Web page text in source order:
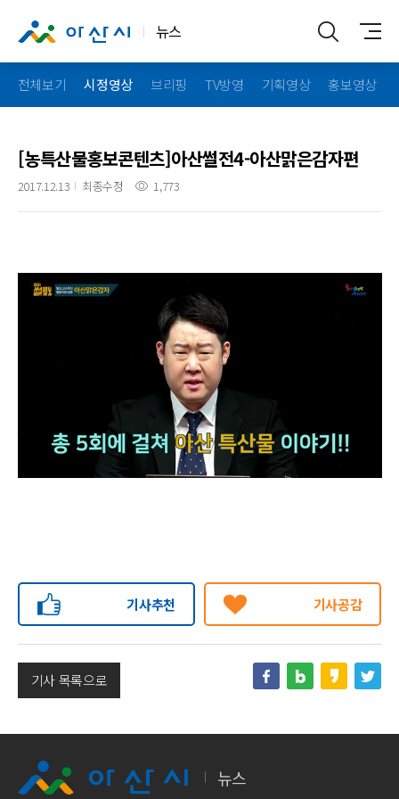
뉴스
전체보기 시정영상 브리핑 TV방영 기획영상 홍보영상
[농특산물홍보콘텐츠]아산썰전4-아산맑은감자편
2017.12.13 최종수정 1,773
기사추천 기사공감
기사 목록으로
뉴스